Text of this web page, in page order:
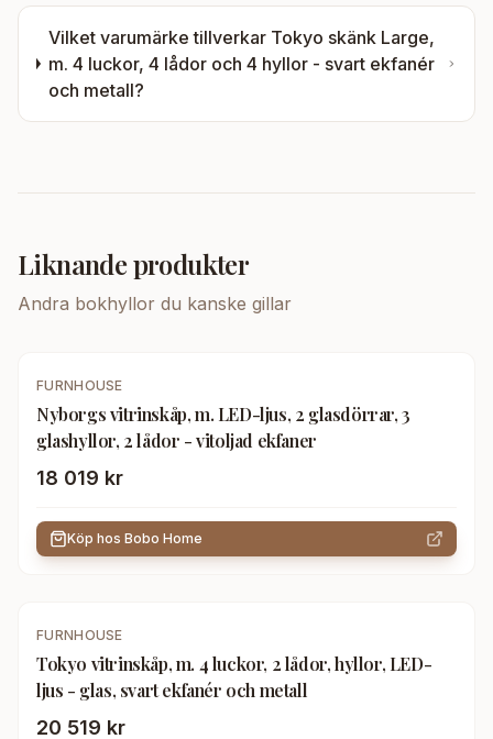
Vilket varumärke tillverkar Tokyo skänk Large,
m. 4 luckor, 4 lådor och 4 hyllor - svart ekfanér
och metall?
Liknande produkter
Andra bokhyllor du kanske gillar
FURNHOUSE
Nyborgs vitrinskåp, m. LED-ljus, 2 glasdörrar, 3
glashyllor, 2 lådor - vitoljad ekfaner
18 019 kr
Köp hos Bobo Home
FURNHOUSE
Tokyo vitrinskåp, m. 4 luckor, 2 lådor, hyllor, LED-
ljus - glas, svart ekfanér och metall
20 519 kr